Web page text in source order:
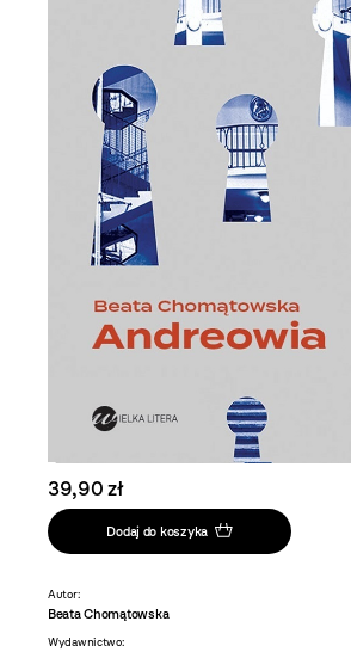
39,90 zł
Dodaj do koszyka
Autor:
Beata Chomątowska
Wydawnictwo: